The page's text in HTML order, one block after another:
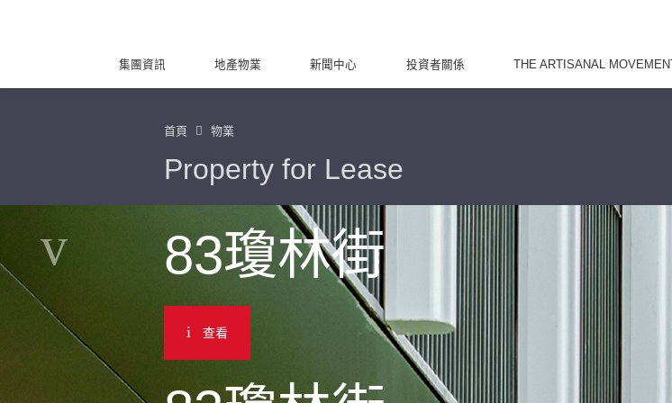
集團資訊 地產物業 新聞中心 投資者關係 THE ARTISANAL MOVEMENT
首頁 物業
Property for Lease
83瓊林街
查看